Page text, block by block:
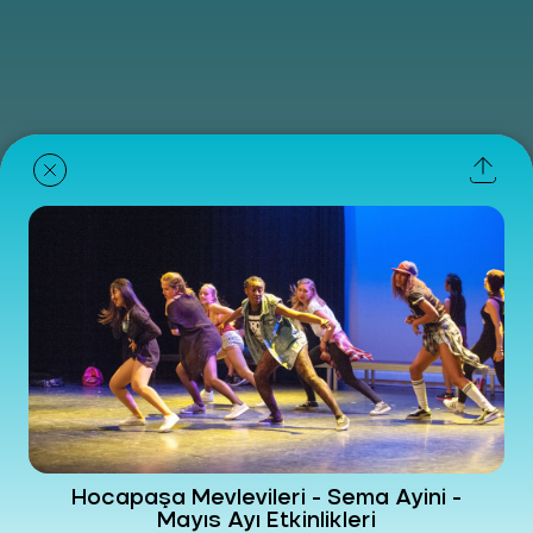
Hocapaşa Mevlevileri - Sema Ayini -
Mayıs Ayı Etkinlikleri